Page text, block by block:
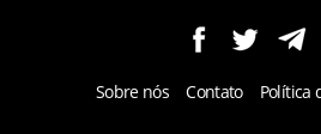
Sobre nós Contato Política